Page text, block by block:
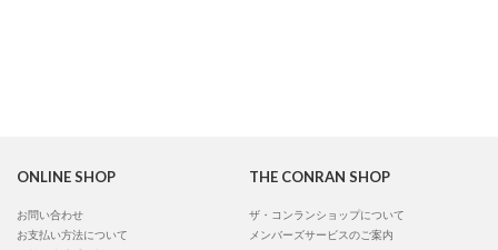
ONLINE SHOP
お問い合わせ
お支払い方法について
THE CONRAN SHOP
ザ・コンランショップについて
メンバーズサービスのご案内